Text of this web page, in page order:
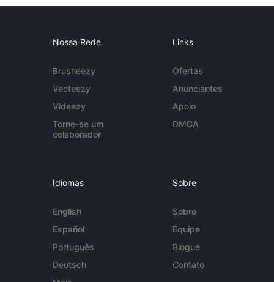
Nossa Rede
Brusheezy
Vecteezy
Videezy
Torne-se um
colaborador
Links
Ofertas
Anunciantes
Apoio
DMCA
Idiomas
English
Español
Português
Deutsch
Sobre
Sobre
Equipe
Blogue
Contato